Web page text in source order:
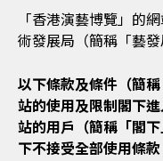
「香港演藝博覽」的
術發展局（簡稱「藝
以下條款及條件（簡
站的使用及限制閣下
站的用戶（簡稱「閣
下不接受全部使用條